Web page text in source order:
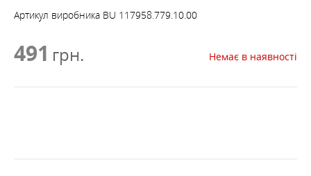
Артикул виробника BU 117958.779.10.00
491 грн. Немає в наявності